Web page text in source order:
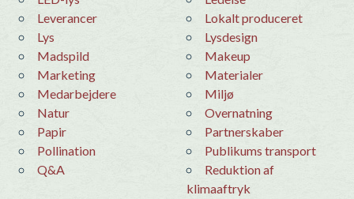
leverancer
Lokalt produceret
Lys
Lysdesign
Madspild
makeup
Marketing
materialer
medarbejdere
Miljø
Natur
overnatning
Papir
Partnerskaber
Pollination
Publikums transport
Q&A
Reduktion af
klimaaftryk